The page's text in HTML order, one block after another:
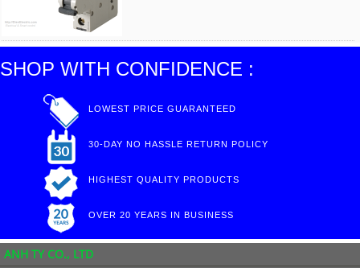
SHOP WITH CONFIDENCE :
LOWEST PRICE GUARANTEED
30-DAY NO HASSLE RETURN POLICY
HIGHEST QUALITY PRODUCTS
OVER 20 YEARS IN BUSINESS
ANH TY CO., LTD